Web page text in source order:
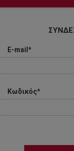
E-mail*
Κωδικός*